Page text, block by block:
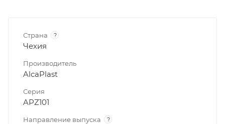
Страна ?
Чехия
Производитель
AlcaPlast
Серия
APZ101
Направление выпуска ?